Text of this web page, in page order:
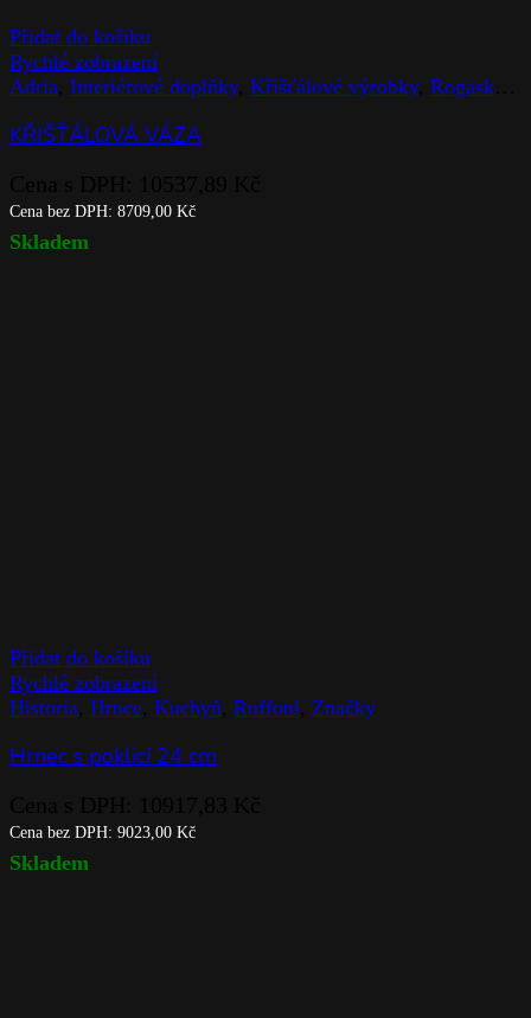
Přidat do košíku
Rychlé zobrazení
Adria Interiérové doplňky, Křišťálové výrobky, Rogaska
KŘIŠŤÁLOVÁ VÁZA
Cena bez DPH: 8709,00 Kč
Skladem
Přidat do košíku
Rychlé zobrazení
Historia Hrnce Kuchyň Ruffoni Značky
Hrnec s poklicí 24 cm
Cena bez DPH: 9023,00 Kč
Skladem